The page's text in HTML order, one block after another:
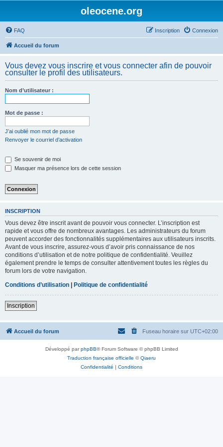
oleocene.org
FAQ Connexion
Inscription
Accueil du forum
Vous devez vous inscrire et vous connecter afin de pouvoir
consulter le profil des utilisateurs.
Nom d’utilisateur :
Mot de passe :
J’ai oublié mon mot de passe
Renvoyer le courriel d’activation
Se souvenir de moi
Masquer ma présence lors de cette session
INSCRIPTION
Vous devez être inscrit avant de pouvoir vous connecter. L’inscription est
rapide et vous offre de nombreux avantages. Les administrateurs du forum
peuvent accorder des fonctionnalités supplémentaires aux utilisateurs inscrits.
Avant de vous inscrire, assurez-vous d’avoir pris connaissance de nos
conditions d’utilisation et de notre politique de confidentialité. Veuillez
également prendre le temps de consulter attentivement toutes les règles du
forum lors de votre navigation.
Conditions d’utilisation | Politique de confidentialité
Inscription
Accueil du forum Fuseau horaire sur UTC+02:00
Développé parphpBB® Forum Software © phpBB Limited
Traduction française officielle ©Qiaeru
Confidentialité | Conditions